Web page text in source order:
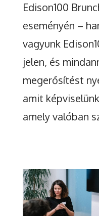
Edison100
eseményén –
vagyunk
jelen, és
megerősítést
amit
amely valóban